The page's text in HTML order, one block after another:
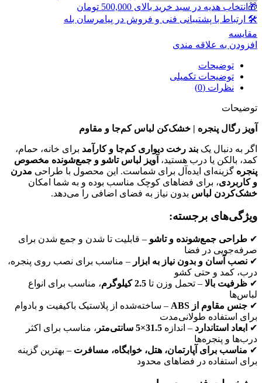
🎁انتخاب هدیه در سبد خرید بالای 500,000 تومان
🛠 ارتباط با پشتیبانی فنی و فروش در پیامرسان بله
مقايسه
افزودن به علاقه مندی
توضیحات
توضیحات تکمیلی
نظرات (0)
توضیحات
آویز رگال پنجره | خشک‌کن لباس کم‌جا و مقاوم
اگر به دنبال یک بند رخت دیواری کم‌جا و کارآمد برای خانه، حمام،
کمد، بالکن یا درب هستید، آویز لباس تاشو و جمع‌شونده مخصوص
پنجره گزینه‌ای ایده‌آل برای شماست. این محصول با طراحی مدرن
و کاربردی، برای فضاهای کوچک مناسب بوده و به شما امکان
خشک‌کردن لباس بدون نیاز به فضای اضافی را می‌دهد.
ویژگی‌های برجسته:
✔ طراحی جمع‌شونده و تاشو – قابلیت تا شدن و جمع شدن برای
صرفه‌جویی در فضا
✔ نصب آسان و بدون نیاز به ابزار – مناسب برای نصب روی پنجره،
درب، کمد و حتی کشو
✔ ظرفیت بالا – تحمل وزن تا 2.5 کیلوگرم
، مناسب برای انواع
لباس‌ها
✔ جنس مقاوم از ABS
– ساخته‌شده از پلاستیک باکیفیت و بادوام
برای استفاده طولانی‌مدت
✔ ابعاد استاندارد – اندازه 31.5×5 سانتی‌متر
، مناسب برای اکثر
درب‌ها و پنجره‌ها
✔ مناسب برای آپارتمان، هتل، خوابگاه، مسافرت – بهترین گزینه
برای استفاده در فضاهای محدود